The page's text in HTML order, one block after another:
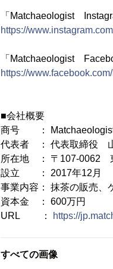
「Matchaeologist
https://
「Matchaeologist
https://
■会社概要
商号 ： Matchaeologist
代表者 ： 代表取締役
所在地 ： 〒107-0062
設立 ： 2017年12月
事業内容： 抹茶の販売、
資本金 ： 600万円
URL ：
https://
すべての画像